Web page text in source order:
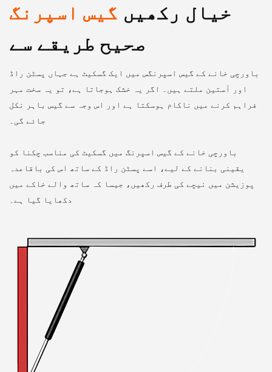
خیال رکھیں گیس اسپرنگ
صحیح طریقے سے
باورچی خانے کے گیس اسپرنگس میں ایک گسکیٹ ہے جہاں پسٹن راڈ
اور آستین ملتے ہیں۔ اگر یہ خشک ہوجاتا ہے، تو یہ سخت مہر
فراہم کرنے میں ناکام ہوسکتا ہے اور اس وجہ سے گیس باہر نکل
جائے گی۔
باورچی خانے کے گیس اسپرنگ میں گسکیٹ کی مناسب چکنا کو
یقینی بنانے کے لیے، اسے پسٹن راڈ کے ساتھ اس کی باقاعدہ
پوزیشن میں نیچے کی طرف رکھیں، جیسا کہ ساتھ والے خاکے میں
دکھایا گیا ہے۔